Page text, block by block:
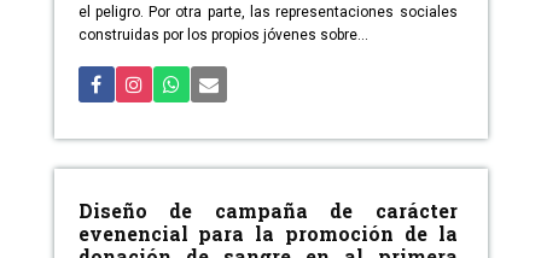
el peligro. Por otra parte, las representaciones sociales
construidas por los propios jóvenes sobre...
Diseño de campaña de carácter
evenencial para la promoción de la